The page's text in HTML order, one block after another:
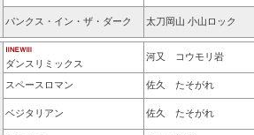
パンクス・イン・ザ・ダーク 太刀岡山 小山ロック
ダンスリミックス
河又 コウモリ岩
スペースロマン 佐久 たそがれ
ベジタリアン 佐久 たそがれ